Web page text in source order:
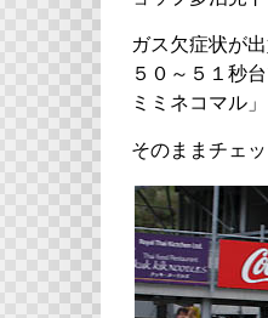
ガス欠症状が
５０～５１秒
ミミネコマル
そのままチェ